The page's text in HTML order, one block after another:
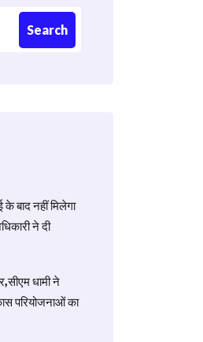
Search
बाद नहीं मिलेगा
ने दी
धामी ने
परियोजनाओं का